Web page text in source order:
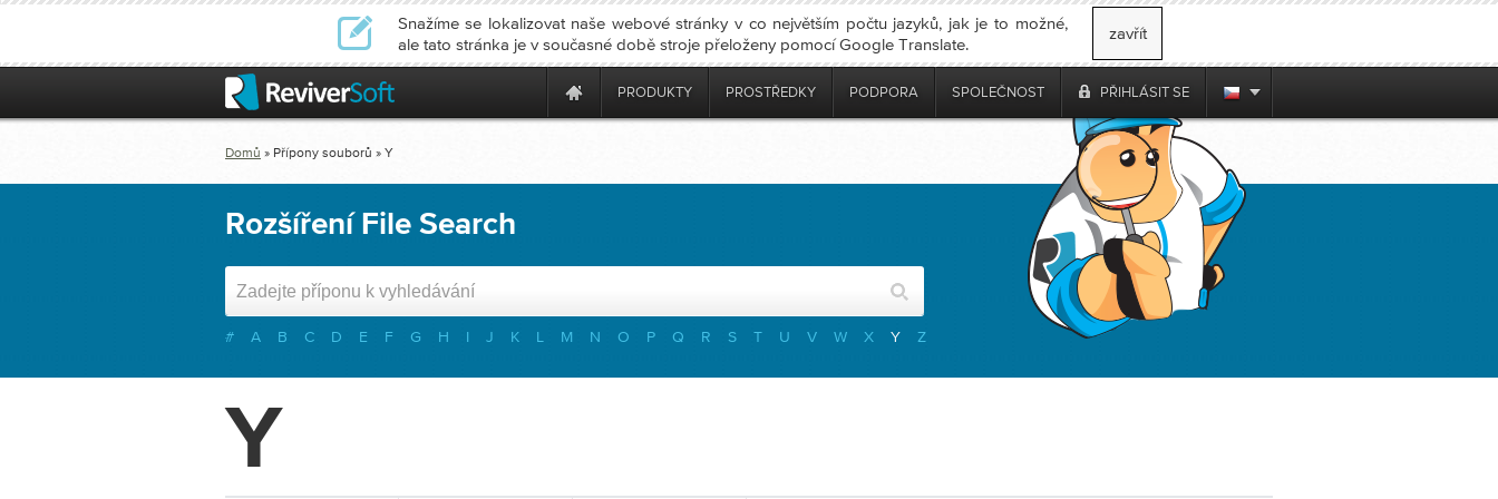
Snažíme se lokalizovat naše webové stránky v co největším počtu jazyků, jak je to možné,
ale tato stránka je v současné době stroje přeloženy pomocí Google Translate.
zavřít
PRODUKTY PROSTŘEDKY PODPORA SPOLEČNOST PŘIHLÁSIT SE
Domů » Přípony souborů » Y
Rozšíření File Search
# A B C D E F G H I J K L M N O P Q R S T U V W X Y Z
Y